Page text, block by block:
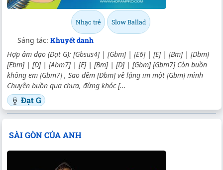
Nhạc trẻ Slow Ballad
Sáng tác: Khuyết danh
Hợp âm dạo (Đạt G): [Gbsus4] | [Gbm] | [E6] | [E] | [Bm] | [Dbm]
[Ebm] | [D] | [Abm7] | [E] | [Bm] | [D] | [Gbm] [Gbm7] Còn buồn
không em [Gbm7] , Sao đêm [Dbm] về lặng im một [Gbm] mình
Chuyện buồn qua chưa, đừng khóc [...
Đạt G
SÀI GÒN CỦA ANH